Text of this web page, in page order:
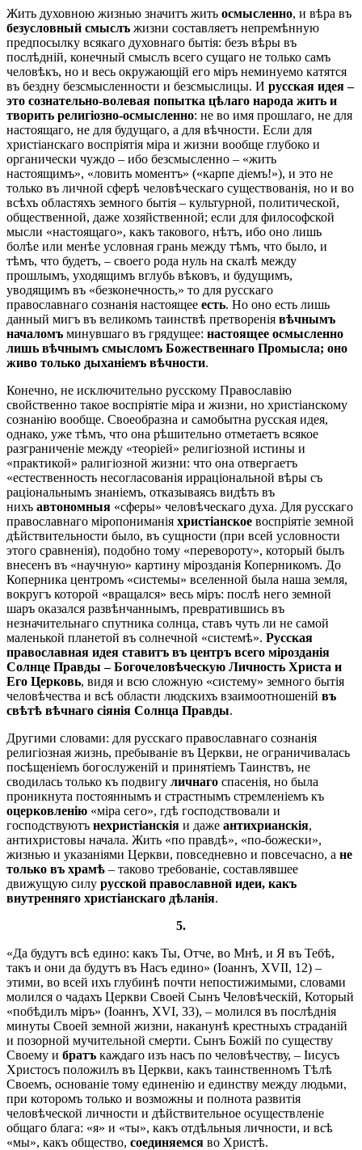
Жить духовною жизнью значитъ жить осмысленно, и вѣра въ
безусловный смыслъ жизни составляетъ непремѣнную
предпосылку всякаго духовнаго бытія: безъ вѣры въ
послѣдній, конечный смыслъ всего сущаго не только самъ
человѣкъ, но и весь окружающій его міръ неминуемо катятся
въ бездну безсмысленности и безсмыслицы. И русская идея –
это сознательно-волевая попытка цѣлаго народа жить и
творить религіозно-осмысленно: не во имя прошлаго, не для
настоящаго, не для будущаго, а для вѣчности. Если для
христіанскаго воспріятія міра и жизни вообще глубоко и
органически чуждо – ибо безсмысленно – «жить
настоящимъ», «ловить моментъ» («карпе діемъ!»), и это не
только въ личной сферѣ человѣческаго существованія, но и во
всѣхъ областяхъ земного бытія – культурной, политической,
общественной, даже хозяйственной; если для философской
мысли «настоящаго», какъ такового, нѣтъ, ибо оно лишь
болѣе или менѣе условная грань между тѣмъ, что было, и
тѣмъ, что будетъ, – своего рода нуль на скалѣ между
прошлымъ, уходящимъ вглубь вѣковъ, и будущимъ,
уводящимъ въ «безконечность,» то для русскаго
православнаго сознанія настоящее есть. Но оно есть лишь
данный мигъ въ великомъ таинствѣ претворенія вѣчнымъ
началомъ минувшаго въ грядущее: настоящее осмысленно
лишь вѣчнымъ смысломъ Божественнаго Промысла; оно
живо только дыханіемъ вѣчности.
Конечно, не исключительно русскому Православію
свойственно такое воспріятіе міра и жизни, но христіанскому
сознанію вообще. Своеобразна и самобытна русская идея,
однако, уже тѣмъ, что она рѣшительно отметаетъ всякое
разграниченіе между «теоріей» религіозной истины и
«практикой» ралигіозной жизни: что она отвергаетъ
«естественность несогласованія ирраціональной вѣры съ
раціональнымъ знаніемъ, отказываясь видѣть въ
нихъ автономныя «сферы» человѣческаго духа. Для русскаго
православнаго міропониманія христіанское воспріятіе земной
дѣйствительности было, въ сущности (при всей условности
этого сравненія), подобно тому «перевороту», который былъ
внесенъ въ «научную» картину мірозданія Коперникомъ. До
Коперника центромъ «системы» вселенной была наша земля,
вокругъ которой «вращался» весь міръ: послѣ него земной
шаръ оказался развѣнчаннымъ, превратившись въ
незначительнаго спутника солнца, ставъ чуть ли не самой
маленькой планетой въ солнечной «системѣ». Русская
православная идея ставитъ въ центръ всего мірозданія
Солнце Правды – Богочеловѣческую Личность Xриста и
Его Церковь, видя и всю сложную «систему» земного бытія
человѣчества и всѣ области людскихъ взаимоотношеній въ
свѣтѣ вѣчнаго сіянія Солнца Правды.
Другими словами: для русскаго православнаго сознанія
религіозная жизнь, пребываніе въ Церкви, не ограничивалась
посѣщеніемъ богослуженій и принятіемъ Таинствъ, не
сводилась только къ подвигу личнаго спасенія, но была
проникнута постояннымъ и страстнымъ стремленіемъ къ
оцерковленію «міра сего», гдѣ господствовали и
господствуютъ нехристіанскія и даже антихрианскія,
антихристовы начала. Жить «по правдѣ», «по-божески»,
жизнью и указаніями Церкви, повседневно и повсечасно, а не
только въ храмѣ – таково требованіе, составлявшее
движущую силу русской православной идеи, какъ
внутренняго христіанскаго дѣланія.
5.
«Да будутъ всѣ едино: какъ Ты, Отче, во Мнѣ, и Я въ Тебѣ,
такъ и они да будутъ въ Насъ едино» (Іоаннъ, XVII, 12) –
этими, во всей ихъ глубинѣ почти непостижимыми, словами
молился о чадахъ Церкви Своей Сынъ Человѣческій, Который
«побѣдилъ міръ» (Іоаннъ, XVI, 33), – молился въ послѣднія
минуты Своей земной жизни, наканунѣ крестныхъ страданій
и позорной мучительной смерти. Сынъ Божій по существу
Своему и братъ каждаго изъ насъ по человѣчеству, – Іисусъ
Христосъ положилъ въ Церкви, какъ таинственномъ Тѣлѣ
Своемъ, основаніе тому единенію и единству между людьми,
при которомъ только и возможны и полнота развитія
человѣческой личности и дѣйствительное осуществленіе
общаго блага: «я» и «ты», какъ отдѣльныя личности, и всѣ
«мы», какъ общество, соединяемся во Христѣ.